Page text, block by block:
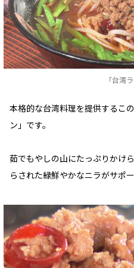
「台湾
本格的な台湾料理を提供するこ
ン」です。
茹でもやしの山にたっぷりかけ
らされた緑鮮やかなニラがサポー